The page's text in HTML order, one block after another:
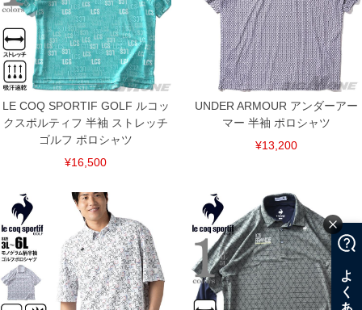
LE COQ SPORTIF GOLF ルコッ
クスポルティフ 半袖 ストレッチ
ゴルフ ポロシャツ
¥16,500
UNDER ARMOUR アンダーアー
マー 半袖 ポロシャツ
¥13,200